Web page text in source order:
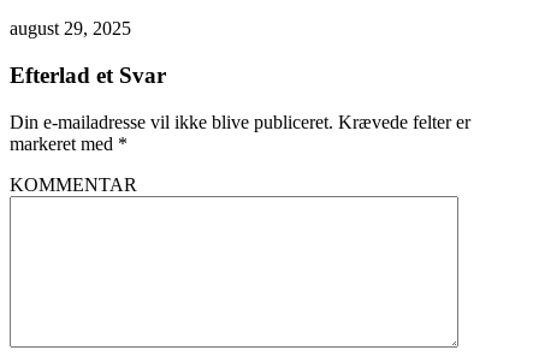
august 29, 2025
Efterlad et Svar
Din e-mailadresse vil ikke blive publiceret. Krævede felter er
markeret med *
KOMMENTAR